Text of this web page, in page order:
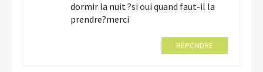
dormir la nuit ?si oui quand faut-il la
prendre?merci
RÉPONDRE